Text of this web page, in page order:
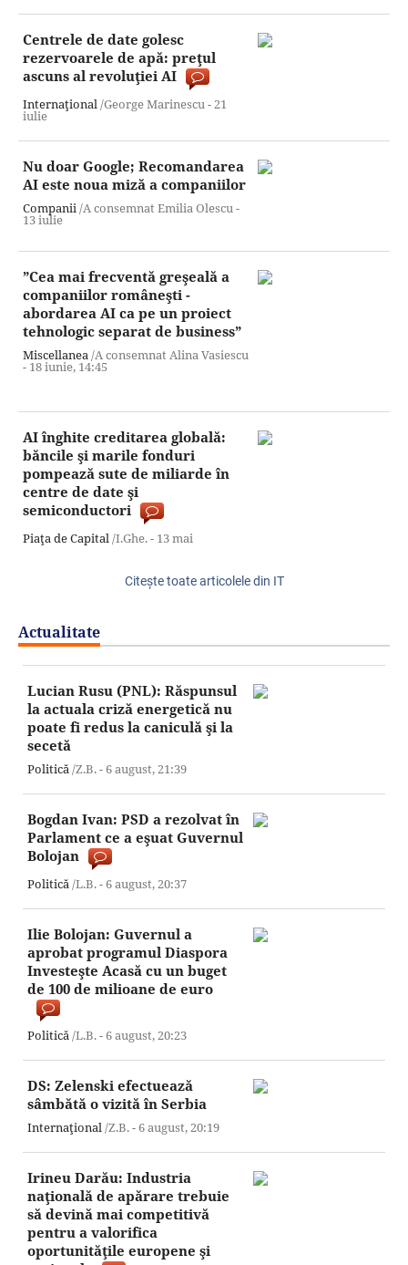
Centrele de date golesc
rezervoarele de apă: preţul
ascuns al revoluţiei AI
Internaţional/George Marinescu -21
iulie
Nu doar Google; Recomandarea
AI este noua miză a companiilor
Companii/A consemnat Emilia Olescu -
13 iulie
”Cea mai frecventă greşeală a
companiilor româneşti -
abordarea AI ca pe un proiect
tehnologic separat de business”
Miscellanea/A consemnat Alina Vasiescu
- 18 iunie, 14:45
AI înghite creditarea globală:
băncile şi marile fonduri
pompează sute de miliarde în
centre de date şi
semiconductori
Piaţa de Capital/I.Ghe. - 13 mai
Citeşte toate articolele din IT
Actualitate
Lucian Rusu (PNL): Răspunsul
la actuala criză energetică nu
poate fi redus la caniculă şi la
secetă
Politică/Z.B. -6 august,21:39
Bogdan Ivan: PSD a rezolvat în
Parlament ce a eşuat Guvernul
Bolojan
Politică/L.B. -6 august,20:37
Ilie Bolojan: Guvernul a
aprobat programul Diaspora
Investeşte Acasă cu un buget
de 100 de milioane de euro
Politică/L.B. -6 august,20:23
DS: Zelenski efectuează
sâmbătă o vizită în Serbia
Internaţional/Z.B. -6 august,20:19
Irineu Darău: Industria
naţională de apărare trebuie
să devină mai competitivă
pentru a valorifica
oportunităţile europene şi